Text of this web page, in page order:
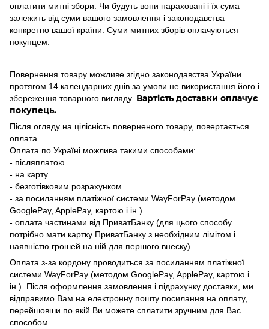
оплатити митні збори. Чи будуть вони нараховані і їх сума
залежить від суми вашого замовлення і законодавства
конкретно вашої країни. Суми митних зборів оплачуються
покупцем.
Повернення товару можливе згідно законодавства України
протягом 14 календарних днів за умови не використання його і
збереження товарного вигляду. Вартість доставки оплачує
покупець.
Після огляду на цілісність поверненого товару, повертається
оплата.
Оплата по Україні можлива такими способами:
- післяплатою
- на карту
- безготівковим розрахунком
- за посиланням платіжної системи WayForPay (методом
GooglePay, ApplePay, картою і ін.)
- оплата частинами від ПриватБанку (для цього способу
потрібно мати картку ПриватБанку з необхідним лімітом і
наявністю грошей на ній для першого внеску).
Оплата з-за кордону проводиться за посиланням платіжної
системи WayForPay (методом GooglePay, ApplePay, картою і
ін.). Після оформлення замовлення і підрахунку доставки, ми
відправимо Вам на електронну пошту посилання на оплату,
перейшовши по якій Ви можете сплатити зручним для Вас
способом.